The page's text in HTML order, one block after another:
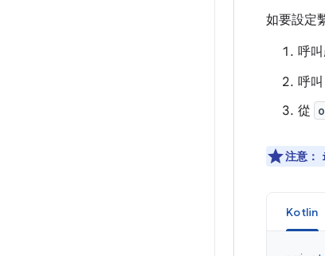
如要設定
呼
呼叫
從
注意：
Kotlin